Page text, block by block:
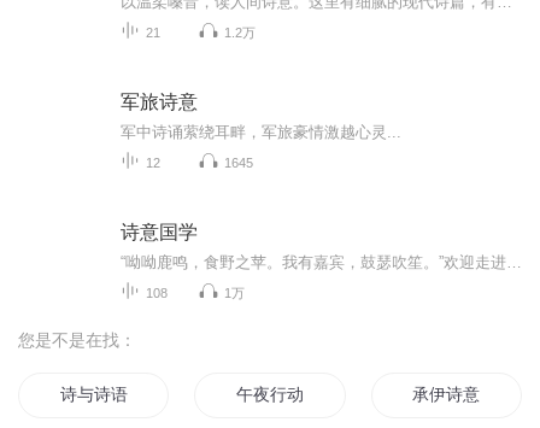
21 1.2万
军旅诗意
军中诗诵萦绕耳畔，军旅豪情激越心灵...
12 1645
诗意国学
108 1万
您是不是在找：
诗与诗语 午夜行动 承伊诗意